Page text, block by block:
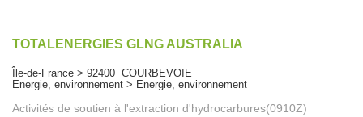
TOTALENERGIES GLNG AUSTRALIA
Île-de-France > 92400 COURBEVOIE
Energie, environnement > Energie, environnement
Activités de soutien à l'extraction d'hydrocarbures(0910Z)